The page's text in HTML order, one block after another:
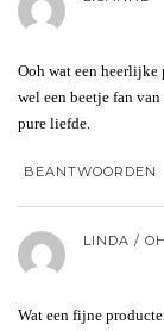
Ooh wat een
wel een beetje fan
pure liefde.
BEANTWOORDEN
LINDA /
Wat een fijne